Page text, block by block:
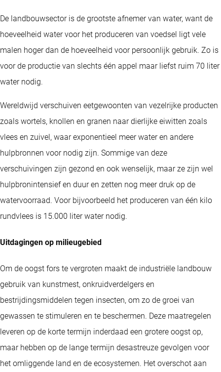
De landbouwsector is de grootste afnemer van water, want de
hoeveelheid water voor het produceren van voedsel ligt vele
malen hoger dan de hoeveelheid voor persoonlijk gebruik. Zo is
voor de productie van slechts één appel maar liefst ruim 70 liter
water nodig.
Wereldwijd verschuiven eetgewoonten van vezelrijke producten
zoals wortels, knollen en granen naar dierlijke eiwitten zoals
vlees en zuivel, waar exponentieel meer water en andere
hulpbronnen voor nodig zijn. Sommige van deze
verschuivingen zijn gezond en ook wenselijk, maar ze zijn wel
hulpbronintensief en duur en zetten nog meer druk op de
watervoorraad. Voor bijvoorbeeld het produceren van één kilo
rundvlees is 15.000 liter water nodig.
Uitdagingen op milieugebied
Om de oogst fors te vergroten maakt de industriële landbouw
gebruik van kunstmest, onkruidverdelgers en
bestrijdingsmiddelen tegen insecten, om zo de groei van
gewassen te stimuleren en te beschermen. Deze maatregelen
leveren op de korte termijn inderdaad een grotere oogst op,
maar hebben op de lange termijn desastreuze gevolgen voor
het omliggende land en de ecosystemen. Het overschot aan